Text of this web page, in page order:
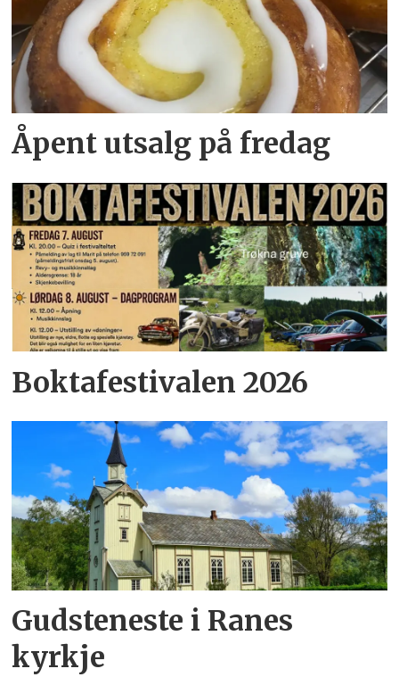
Åpent utsalg på fredag
Boktafestivalen 2026
Gudsteneste i Ranes
kyrkje